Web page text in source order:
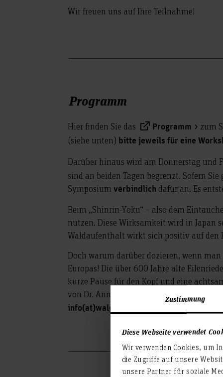
Zustimmung
Diese Webseite verwendet
Wir verwenden Cookies, um
die Zugriffe auf unsere
unsere Partner für soziale
Wir freuen uns auf Ihre Teilnahme!
Programm
Hier finden Sie das Programm
zum
(siehe unten) bitte jeweils für eine
Darüber hinaus wird am Donnerstag und
sind an beiden Tagen begrenzt. Sofern
Symposiumverbindlich dafür an. Es
Beim „Shinrin-Yoku“ – also dem
nutzen. Diese Wirksamkeit wird in Japan
Waldaufenthalt wirkt sich positiv auf den
Doch warum darüber dozieren, wenn
Europas! Die über 600 Jahre alte
kurze Pause für den Kopf und eine
von Dr. Annika Frech. Sie ist promivierte
info(at)waldwundern.net